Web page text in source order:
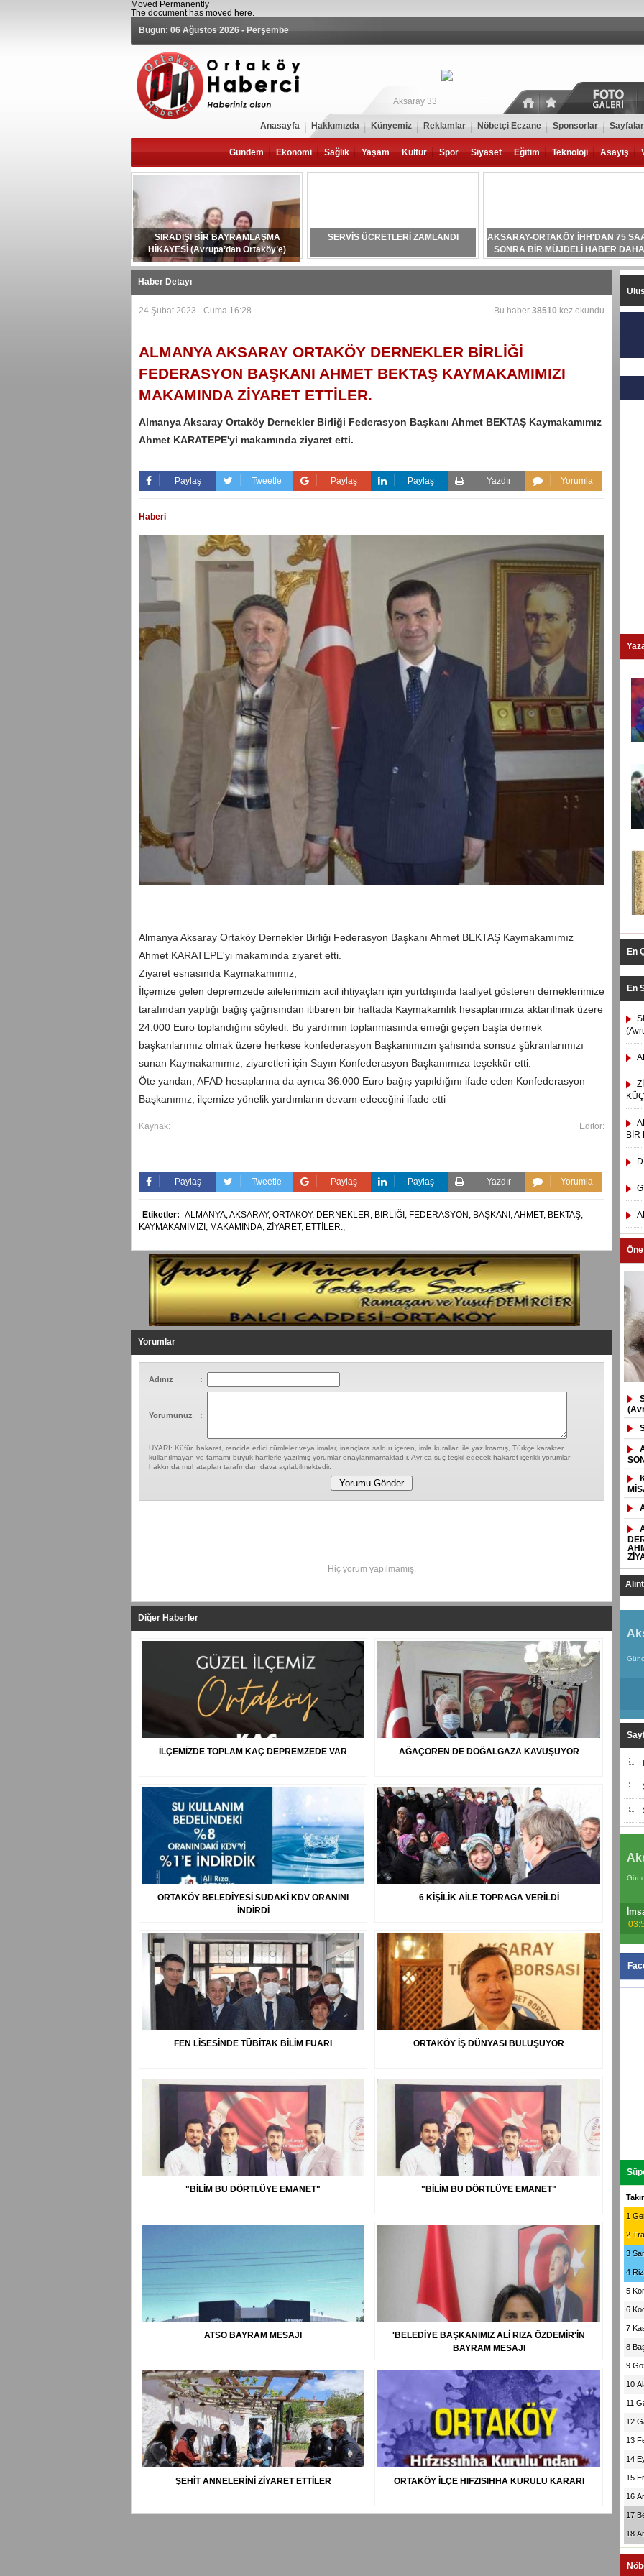
Moved Permanently
The document has moved here.
Bugün: 06 Ağustos 2026 - Perşembe
Aksaray 33
Anasayfa Hakkımızda Künyemiz Reklamlar Nöbetçi Eczane Sponsorlar Sayfalar
Gündem Ekonomi Sağlık Yaşam Kültür Spor Siyaset Eğitim Teknoloji Asayiş
SIRADIŞI BİR BAYRAMLAŞMA
HİKAYESİ (Avrupa’dan Ortaköy’e)
SERVİS ÜCRETLERİ ZAMLANDI
AKSARAY-ORTAKÖY İHH'DAN 75
SONRA BİR MÜJDELİ HABER DAHA
Haber Detayı
24 Şubat 2023 - Cuma 16:28 Bu haber 38510 kez okundu
ALMANYA AKSARAY ORTAKÖY DERNEKLER BİRLİĞİ
FEDERASYON BAŞKANI AHMET BEKTAŞ KAYMAKAMIMIZI
MAKAMINDA ZİYARET ETTİLER.
Almanya Aksaray Ortaköy Dernekler Birliği Federasyon Başkanı Ahmet BEKTAŞ Kaymakamımız
Ahmet KARATEPE'yi makamında ziyaret etti.
Paylaş Tweetle Paylaş Paylaş Yazdır Yorumla
Haberi
Almanya Aksaray Ortaköy Dernekler Birliği Federasyon Başkanı Ahmet BEKTAŞ Kaymakamımız
Ahmet KARATEPE'yi makamında ziyaret etti.
Ziyaret esnasında Kaymakamımız,
İlçemize gelen depremzede ailelerimizin acil ihtiyaçları için yurtdışında faaliyet gösteren derneklerimize
tarafından yaptığı bağış çağrısından itibaren bir haftada Kaymakamlık hesaplarımıza aktarılmak üzere
24.000 Euro toplandığını söyledi. Bu yardımın toplanmasında emeği geçen başta dernek
başkanlarımız olmak üzere herkese konfederasyon Başkanımızın şahsında sonsuz şükranlarımızı
sunan Kaymakamımız, ziyaretleri için Sayın Konfederasyon Başkanımıza teşekkür etti.
Öte yandan, AFAD hesaplarına da ayrıca 36.000 Euro bağış yapıldığını ifade eden Konfederasyon
Başkanımız, ilçemize yönelik yardımların devam edeceğini ifade etti
Kaynak: Editör:
Paylaş Tweetle Paylaş Paylaş Yazdır Yorumla
Etiketler: ALMANYA,AKSARAY, ORTAKÖY, DERNEKLER, BİRLİĞİ, FEDERASYON, BAŞKANI,AHMET, BEKTAŞ,
KAYMAKAMIMIZI, MAKAMINDA, ZİYARET, ETTİLER.,
Yorumlar
Adınız :
Yorumunuz :
UYARI: Küfür, hakaret, rencide edici cümleler veya imalar, inançlara saldırı içeren, imla kuralları ile yazılmamış, Türkçe karakter
kullanılmayan ve tamamı büyük harflerle yazılmış yorumlar onaylanmamaktadır. Ayrıca suç teşkil edecek hakaret içerikli yorumlar
hakkında muhatapları tarafından dava açılabilmektedir.
Hiç yorum yapılmamış.
Diğer Haberler
İLÇEMİZDE TOPLAM KAÇ DEPREMZEDE VAR AĞAÇÖREN DE DOĞALGAZA KAVUŞUYOR
ORTAKÖY BELEDİYESİ SUDAKİ KDV ORANINI
İNDİRDİ
6 KİŞİLİK AİLE TOPRAGA VERİLDİ
FEN LİSESİNDE TÜBİTAK BİLİM FUARI ORTAKÖY İŞ DÜNYASI BULUŞUYOR
"BİLİM BU DÖRTLÜYE EMANET" "BİLİM BU DÖRTLÜYE EMANET"
ATSO BAYRAM MESAJI
'BELEDİYE BAŞKANIMIZ ALİ RIZA ÖZDEMİR'İN
BAYRAM MESAJI
ŞEHİT ANNELERİNİ ZİYARET ETTİLER ORTAKÖY İLÇE HIFZISIHHA KURULU KARARI
En
En
BİR
1
2
3
4
5
6
7
8
9
10
11
12
13
14
15
16
17
18